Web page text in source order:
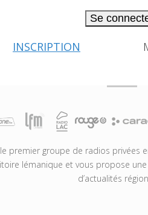
Se
INSCRIPTION
premier groupe de radios privées
lémanique et vous propose
d’actualités